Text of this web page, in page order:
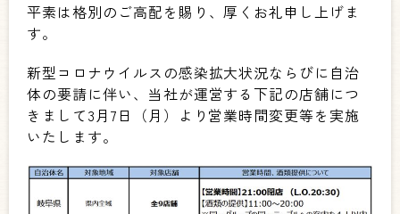
平素は格別のご高配を賜り、厚くお礼申し上げま
す。
新型コロナウイルスの感染拡大状況ならびに自治
体の要請に伴い、当社が運営する下記の店舗につ
きまして3月7日（月）より営業時間変更等を実施
いたします。